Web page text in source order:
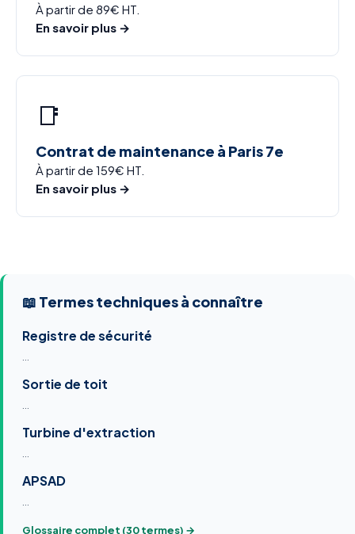
À partir de 89€ HT.
En savoir plus →
📑
Contrat de maintenance à Paris 7e
À partir de 159€ HT.
En savoir plus →
📖 Termes techniques à connaître
Registre de sécurité
Sortie de toit
Turbine d'extraction
APSAD
Glossaire complet (30 termes) →